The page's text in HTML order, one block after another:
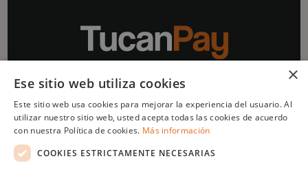
Impulsado por ×
Ese sitio web utiliza cookies
Este sitio web usa cookies para mejorar la experiencia del usuario. Al
utilizar nuestro sitio web, usted acepta todas las cookies de acuerdo
con nuestra Política de cookies. Más información
COOKIES ESTRICTAMENTE NECESARIAS